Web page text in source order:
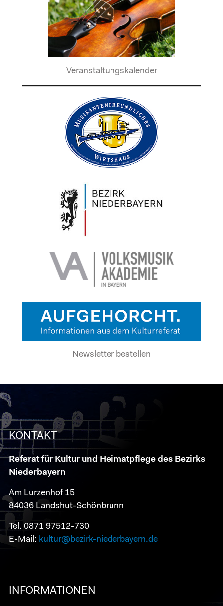
Veranstaltungskalender
Newsletter bestellen
KONTAKT
Referat für Kultur und Heimatpflege des Bezirks
Niederbayern
Am Lurzenhof 15
84036 Landshut-Schönbrunn
Tel. 0871 97512-730
E-Mail: kultur@bezirk-niederbayern.de
INFORMATIONEN